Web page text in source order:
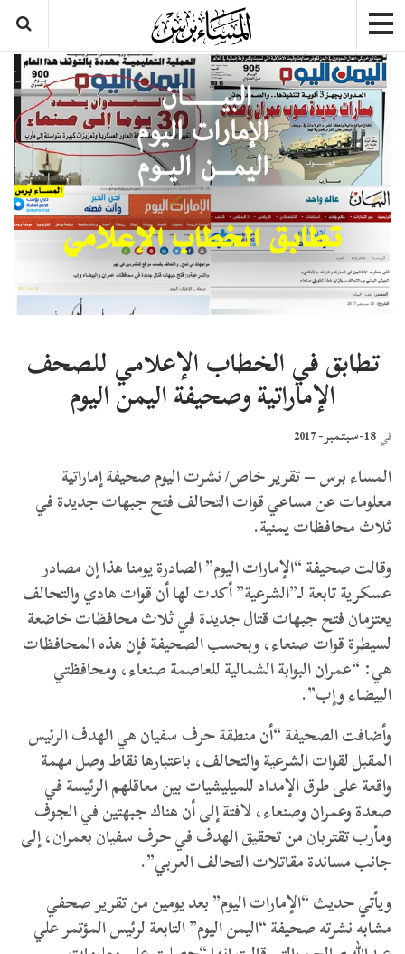
تطابق في الخطاب الإعلامي للصحف
الإماراتية وصحيفة اليمن اليوم
في 18-سبتمبر- 2017
المساء برس – تقرير خاص/ نشرت اليوم صحيفة إماراتية
معلومات عن مساعي قوات التحالف فتح جبهات جديدة في
ثلاث محافظات يمنية.
وقالت صحيفة “الإمارات اليوم” الصادرة يومنا هذا إن مصادر
عسكرية تابعة لـ”الشرعية” أكدت لها أن قوات هادي والتحالف
يعتزمان فتح جبهات قتال جديدة في ثلاث محافظات خاضعة
لسيطرة قوات صنعاء، وبحسب الصحيفة فإن هذه المحافظات
هي: “عمران البوابة الشمالية للعاصمة صنعاء، ومحافظتي
البيضاء وإب”.
وأضافت الصحيفة “أن منطقة حرف سفيان هي الهدف الرئيس
المقبل لقوات الشرعية والتحالف، باعتبارها نقاط وصل مهمة
واقعة على طرق الإمداد للميليشيات بين معاقلهم الرئيسة في
صعدة وعمران وصنعاء، لافتة إلى أن هناك جبهتين في الجوف
ومأرب تقتربان من تحقيق الهدف في حرف سفيان بعمران، إلى
جانب مساندة مقاتلات التحالف العربي”.
ويأتي حديث “الإمارات اليوم” بعد يومين من تقرير صحفي
مشابه نشرته صحيفة “اليمن اليوم” التابعة لرئيس المؤتمر علي